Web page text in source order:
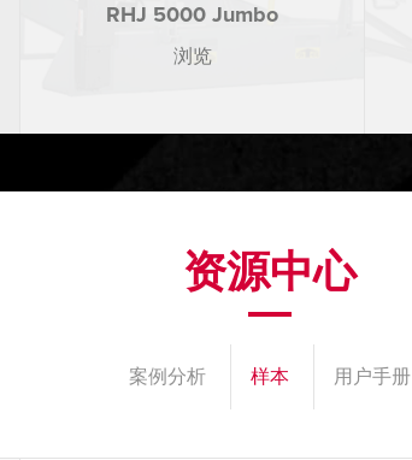
RHJ 5000 Jumbo
浏览
资源中心
案例分析 样本 用户手册